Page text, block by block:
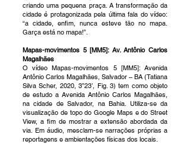
criando uma pequena praça. A transformação da
cidade é protagonizada pela última fala do vídeo:
“a cidade, enfim, nunca esteve tão no mapa.
Garça está no mapa!”.
Mapas-movimentos 5 [MM5]: Av. Antônio Carlos
Magalhães
O vídeo Mapas-movimentos 5 [MM5]: Avenida
Antônio Carlos Magalhães, Salvador – BA (Tatiana
Silva Scher, 2020, 3”23’, Fig. 3) tem como objeto
de estudo a Avenida Antônio Carlos Magalhães,
na cidade de Salvador, na Bahia. Utiliza-se da
visualização de topo do Google Maps e do Street
View, a fim de mostrar a extensão abordada da
via. Em áudio, mesclam-se narrações próprias a
reportagens e ambientações físicas dos locais.